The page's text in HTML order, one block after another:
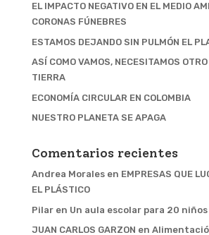
EL IMPACTO NEGATIVO EN EL MEDIO
CORONAS FÚNEBRES
ESTAMOS DEJANDO SIN PULMÓN EL
ASÍ COMO VAMOS, NECESITAMOS
TIERRA
ECONOMÍA CIRCULAR EN COLOMBIA
NUESTRO PLANETA SE APAGA
Comentarios recientes
Andrea Moralesen EMPRESAS QUE
EL PLÁSTICO
Pilaren Un aula escolar para 20 niños
JUAN CARLOS GARZON en